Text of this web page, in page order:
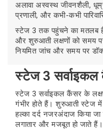
अलावा अस्वस्थ जीवनशैली,
प्रणाली, और कभी-कभी
स्टेज 3 तक पहुंचने का मतलब
और शुरुआती लक्षणों को समय
नियमित जांच और समय पर
स्टेज 3
स्टेज 3 सर्वाइकल कैंसर के
गंभीर होते हैं। शुरुआती स्टेज में
हल्का दर्द नजरअंदाज किया
लगातार और मजबूत हो जाते हैं।